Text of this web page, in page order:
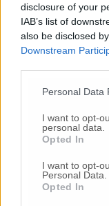
disclosure of your
IAB’s list of
also be disclosed
Downstream
Personal Data
I want to opt-
personal data.
Opted In
I want to opt-
Personal Data.
Opted In
Commenta
Gli articoli più
24 Lug-Bimbi
-Luigia
prima la lite, poi